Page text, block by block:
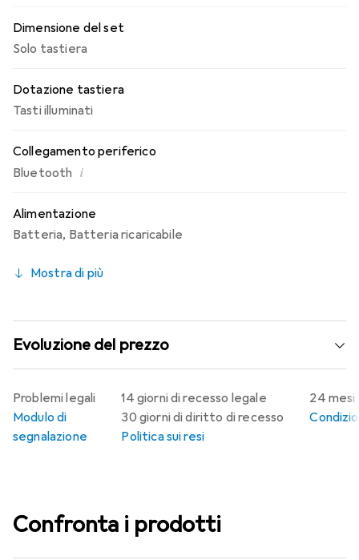
Dimensione del set
Solo tastiera
Dotazione tastiera
Tasti illuminati
Collegamento periferico
Bluetooth i
Alimentazione
Batteria, Batteria ricaricabile
Mostra di più
Evoluzione del prezzo
14 giorni di recesso legale
30 giorni di diritto di recesso
Politica sui resi
24 mesi
Problemi legali
Modulo di
segnalazione
Confronta i prodotti